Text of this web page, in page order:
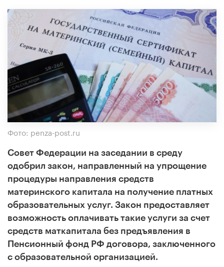
Фото: penza-post.ru
Совет Федерации на заседании в среду
одобрил закон, направленный на упрощение
процедуры направления средств
материнского капитала на получение платных
образовательных услуг. Закон предоставляет
возможность оплачивать такие услуги за счет
средств маткапитала без предъявления в
Пенсионный фонд РФ договора, заключенного
с образовательной организацией.